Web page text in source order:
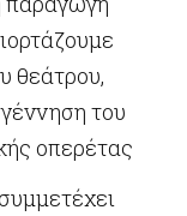
θεάτρου,
του
οπερέτας